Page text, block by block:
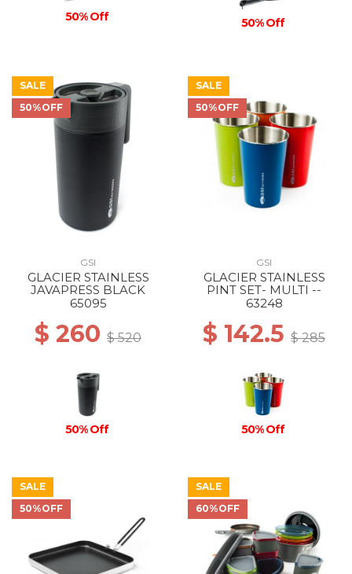
50% Off 50% Off
SALE
50%OFF
GSI
GLACIER STAINLESS
JAVAPRESS BLACK
65095
$ 260 $ 520
50% Off
SALE
50%OFF
GSI
GLACIER STAINLESS
PINT SET- MULTI --
63248
$ 142.5 $ 285
50% Off
SALE
50%OFF
SALE
60%OFF